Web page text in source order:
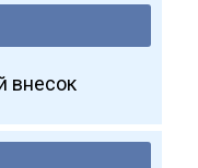
внесок